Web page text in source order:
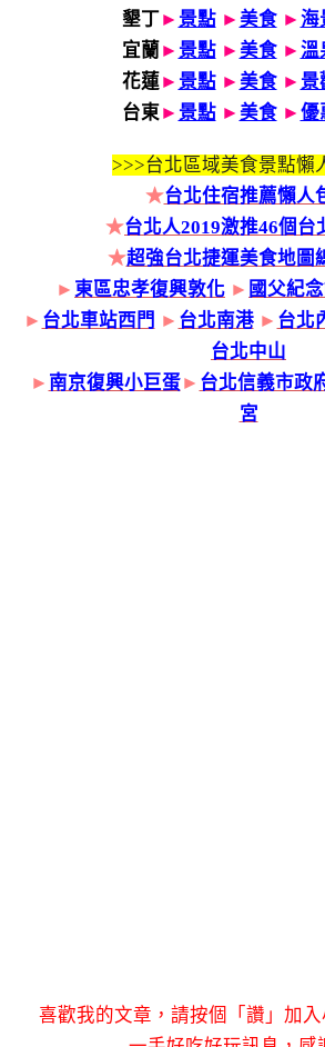
墾丁► 景點 ► 美食► 海
宜蘭 ► 景點 ► 美食► 溫
花蓮► 景點 ► 美食► 景
台東► 景點 ► 美食► 優
>>>台北區域美食景點懶
★台北住宿推薦懶人
★台北人2019激推46個台
★超強台北捷運美食地圖
► 東區忠孝復興敦化 ► 國父紀
► 台北車站西門 ► 台北南港 ► 台北
台北中山
► 南京復興小巨蛋► 台北信義市政
宮
喜歡我的文章，請按個「讚」加